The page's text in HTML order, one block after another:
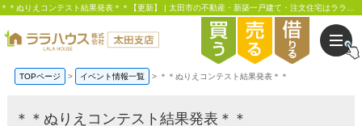
TOPページ イベント情報一覧 ＊＊ぬりえコンテスト結果発表＊＊
＊＊ぬりえコンテスト結果発表＊＊